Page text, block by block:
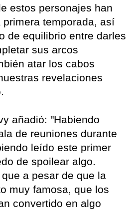
estos personajes han
temporada, así
de equilibrio entre darles
sus arcos
atar los cabos
revelaciones
añadió: "Habiendo
de reuniones durante
leído este primer
de spoilear algo.
a pesar de que la
muy famosa, que los
convertido en algo